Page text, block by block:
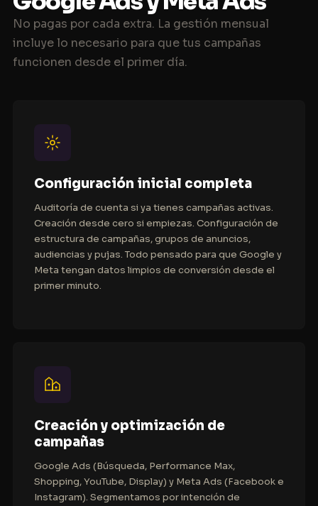
No pagas por cada extra. La gestión mensual
incluye lo necesario para que tus campañas
funcionen desde el primer día.
Configuración inicial completa
Auditoría de cuenta si ya tienes campañas activas.
Creación desde cero si empiezas. Configuración de
estructura de campañas, grupos de anuncios,
audiencias y pujas. Todo pensado para que Google y
Meta tengan datos limpios de conversión desde el
primer minuto.
Creación y optimización de
campañas
Google Ads (Búsqueda, Performance Max,
Shopping, YouTube, Display) y Meta Ads (Facebook e
Instagram). Segmentamos por intención de